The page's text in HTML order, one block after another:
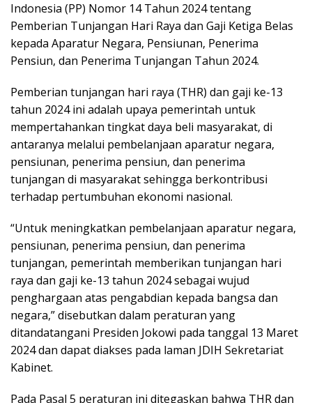
Indonesia (PP) Nomor 14 Tahun 2024 tentang
Pemberian Tunjangan Hari Raya dan Gaji Ketiga Belas
kepada Aparatur Negara, Pensiunan, Penerima
Pensiun, dan Penerima Tunjangan Tahun 2024.
Pemberian tunjangan hari raya (THR) dan gaji ke-13
tahun 2024 ini adalah upaya pemerintah untuk
mempertahankan tingkat daya beli masyarakat, di
antaranya melalui pembelanjaan aparatur negara,
pensiunan, penerima pensiun, dan penerima
tunjangan di masyarakat sehingga berkontribusi
terhadap pertumbuhan ekonomi nasional.
“Untuk meningkatkan pembelanjaan aparatur negara,
pensiunan, penerima pensiun, dan penerima
tunjangan, pemerintah memberikan tunjangan hari
raya dan gaji ke-13 tahun 2024 sebagai wujud
penghargaan atas pengabdian kepada bangsa dan
negara,” disebutkan dalam peraturan yang
ditandatangani Presiden Jokowi pada tanggal 13 Maret
2024 dan dapat diakses pada laman JDIH Sekretariat
Kabinet.
Pada Pasal 5 peraturan ini ditegaskan bahwa THR dan